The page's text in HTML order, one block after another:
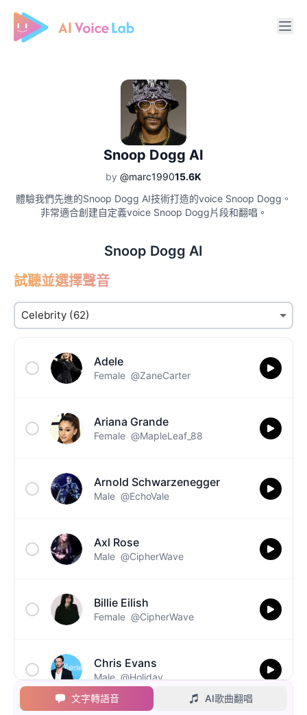
Free AI Cover & AI Voice Over
Snoop Dogg AI
by @marc199015.6K
體驗我們先進的Snoop Dogg AI技術打造的voice Snoop Dogg。
非常適合創建自定義voice Snoop Dogg片段和翻唱。
Snoop Dogg AI
試聽並選擇聲音
Adele
Female @ZaneCarter
Ariana Grande
Female @MapleLeaf_88
Arnold Schwarzenegger
Male @EchoVale
Axl Rose
Male @CipherWave
Billie Eilish
Female @CipherWave
Chris Evans
Male @Holiday
文字轉語音 AI歌曲翻唱